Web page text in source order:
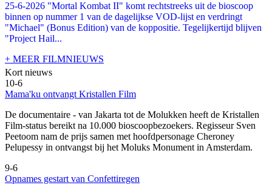
25-6-2026 "Mortal Kombat II" komt rechtstreeks uit de bioscoop
binnen op nummer 1 van de dagelijkse VOD-lijst en verdringt
"Michael" (Bonus Edition) van de koppositie. Tegelijkertijd blijven
"Project Hail...
+ MEER FILMNIEUWS
Kort nieuws
10-6
Mama'ku ontvangt Kristallen Film
De documentaire - van Jakarta tot de Molukken heeft de Kristallen
Film-status bereikt na 10.000 bioscoopbezoekers. Regisseur Sven
Peetoom nam de prijs samen met hoofdpersonage Cheroney
Pelupessy in ontvangst bij het Moluks Monument in Amsterdam.
9-6
Opnames gestart van Confettiregen